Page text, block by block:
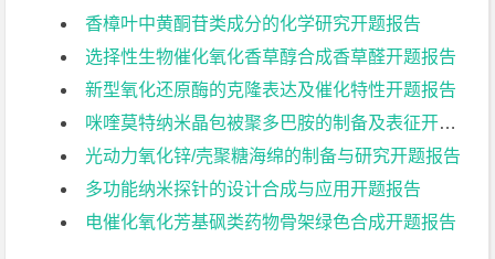
香樟叶中黄酮苷类成分的化学研究开题报告
选择性生物催化氧化香草醇合成香草醛开题报告
新型氧化还原酶的克隆表达及催化特性开题报告
咪喹莫特纳米晶包被聚多巴胺的制备及表征开题报告
光动力氧化锌/壳聚糖海绵的制备与研究开题报告
多功能纳米探针的设计合成与应用开题报告
电催化氧化芳基砜类药物骨架绿色合成开题报告